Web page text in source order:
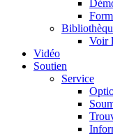
Voir
Vidéo
Soutien
Service